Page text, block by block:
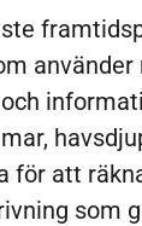
för att
som